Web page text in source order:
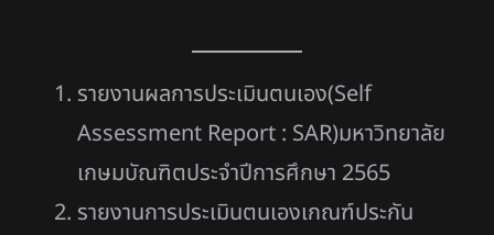
รายงานผลการประเมินตนเอง(Self
Assessment Report : SAR)มหาวิทยาลัย
เกษมบัณฑิตประจำปีการศึกษา 2565
รายงานการประเมินตนเองเกณฑ์ประกัน